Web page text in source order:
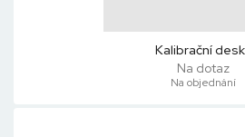
Kalibrační
Na dotaz
Na objednání